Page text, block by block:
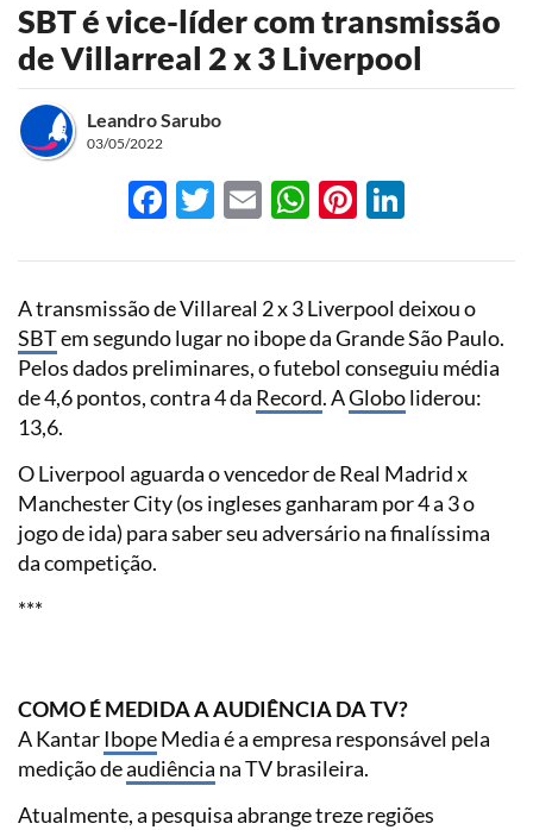
SBT é vice-líder com transmissão
de Villarreal 2 x 3 Liverpool
Leandro Sarubo
03/05/2022
Facebook
Twitter
EmailWhatsApp
Pinterest
A transmissão de Villareal 2 x 3 Liverpool deixou o
SBTem segundo lugar no ibope da Grande São Paulo.
Pelos dados preliminares, o futebol conseguiu média
de 4,6 pontos, contra 4 da Record. AGloboliderou:
13,6.
O Liverpool aguarda o vencedor de Real Madrid x
Manchester City (os ingleses ganharam por 4 a 3 o
jogo de ida) para saber seu adversário na finalíssima
da competição.
***
COMO É MEDIDA A AUDIÊNCIA DA TV?
A KantarIbopeMedia é a empresa responsável pela
medição deaudiência na TV brasileira.
Atualmente, a pesquisa abrange treze regiões